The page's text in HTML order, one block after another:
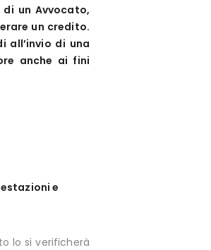
un Avvocato,
un credito.
all’invio di una
anche ai fini
e
lo si verificherà